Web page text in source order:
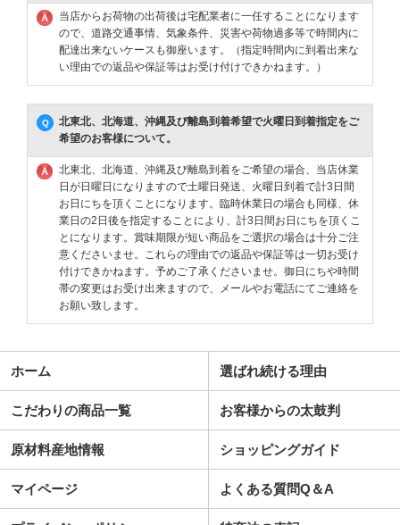
当店からお荷物の出荷後は宅配業者に一任することになります
ので、道路交通事情、気象条件、災害や荷物過多等で時間内に
配達出来ないケースも御座います。（指定時間内に到着出来な
い理由での返品や保証等はお受け付けできかねます。）
北東北、北海道、沖縄及び離島到着希望で火曜日到着指定をご
希望のお客様について。
北東北、北海道、沖縄及び離島到着をご希望の場合、当店休業
日が日曜日になりますので土曜日発送、火曜日到着で計3日間
お日にちを頂くことになります。臨時休業日の場合も同様、休
業日の2日後を指定することにより、計3日間お日にちを頂くこ
とになります。賞味期限が短い商品をご選択の場合は十分ご注
意くださいませ。これらの理由での返品や保証等は一切お受け
付けできかねます。予めご了承くださいませ。御日にちや時間
帯の変更はお受け出来ますので、メールやお電話にてご連絡を
お願い致します。
ホーム 選ばれ続ける理由
こだわりの商品一覧 お客様からの太鼓判
原材料産地情報 ショッピングガイド
マイページ よくある質問Q＆A